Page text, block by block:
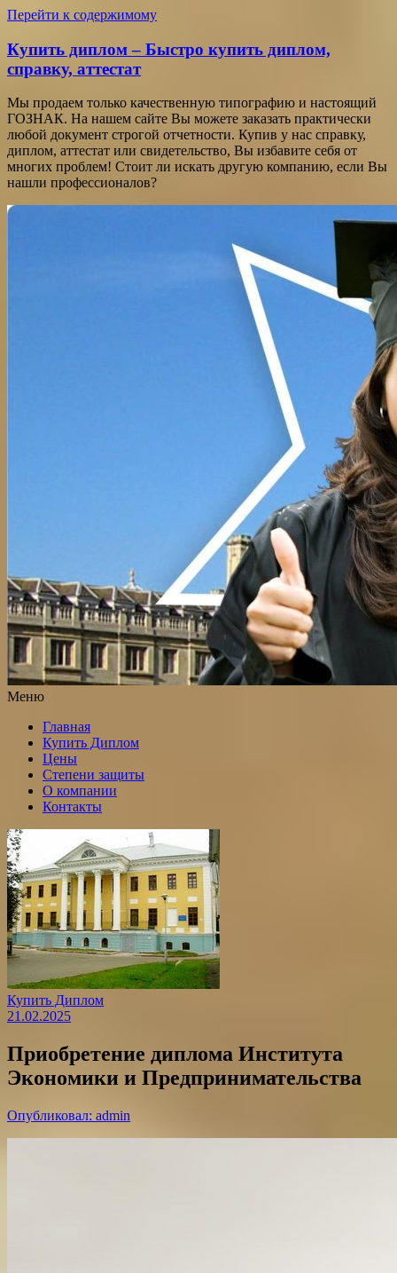
Перейти к содержимому
Купить диплом – Быстро купить диплом,
справку, аттестат
Мы продаем только качественную типографию и настоящий
ГОЗНАК. На нашем сайте Вы можете заказать практически
любой документ строгой отчетности. Купив у нас справку,
диплом, аттестат или свидетельство, Вы избавите себя от
многих проблем! Стоит ли искать другую компанию, если Вы
нашли профессионалов?
Меню
Главная
Купить Диплом
Цены
Степени защиты
О компании
Контакты
Купить Диплом
21.02.2025
Приобретение диплома Института
Экономики и Предпринимательства
Опубликовал: admin